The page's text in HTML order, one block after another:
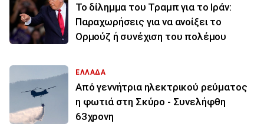
Το δίλημμα του Τραμπ για το Ιράν:
Παραχωρήσεις για να ανοίξει το
Ορμούζ ή συνέχιση του πολέμου
ΕΛΛΑΔΑ
Από γεννήτρια ηλεκτρικού ρεύματος
η φωτιά στη Σκύρο - Συνελήφθη
63χρονη